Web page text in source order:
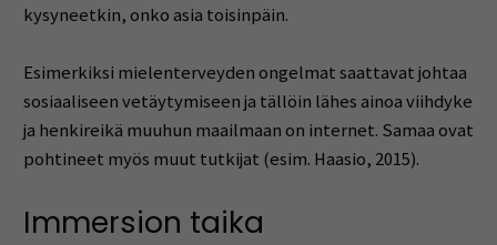
kysyneetkin, onko asia toisinpäin.
Esimerkiksi mielenterveyden ongelmat saattavat johtaa
sosiaaliseen vetäytymiseen ja tällöin lähes ainoa viihdyke
ja henkireikä muuhun maailmaan on internet. Samaa ovat
pohtineet myös muut tutkijat (esim. Haasio, 2015).
Immersion taika